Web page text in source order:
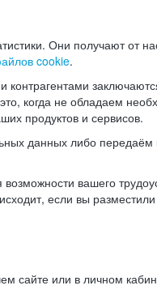
Они получают от
cookie.
контрагентами
когда не обладаем
продуктов и сервисов.
данных либо
вашего
если вы
сайте или в личном